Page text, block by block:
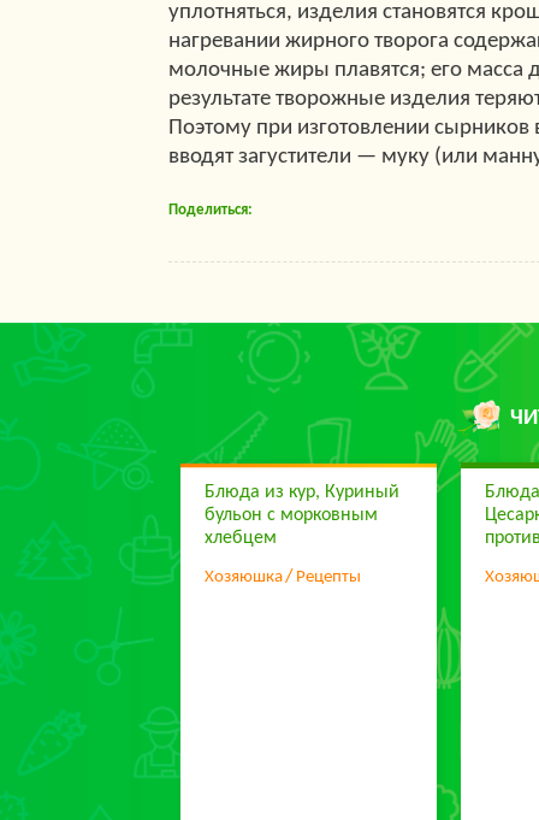
уплотняться, изделия становятся
нагревании жирного творога
молочные жиры плавятся; его масса
результате творожные изделия
Поэтому при изготовлении сырников
вводят загустители — муку (или
Поделиться:
Блюда из кур, Куриный
бульон с морковным
хлебцем
Хозяюшка Рецепты